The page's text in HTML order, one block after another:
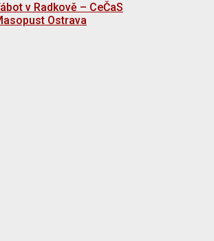
v Radkově – CeČaS
Ostrava